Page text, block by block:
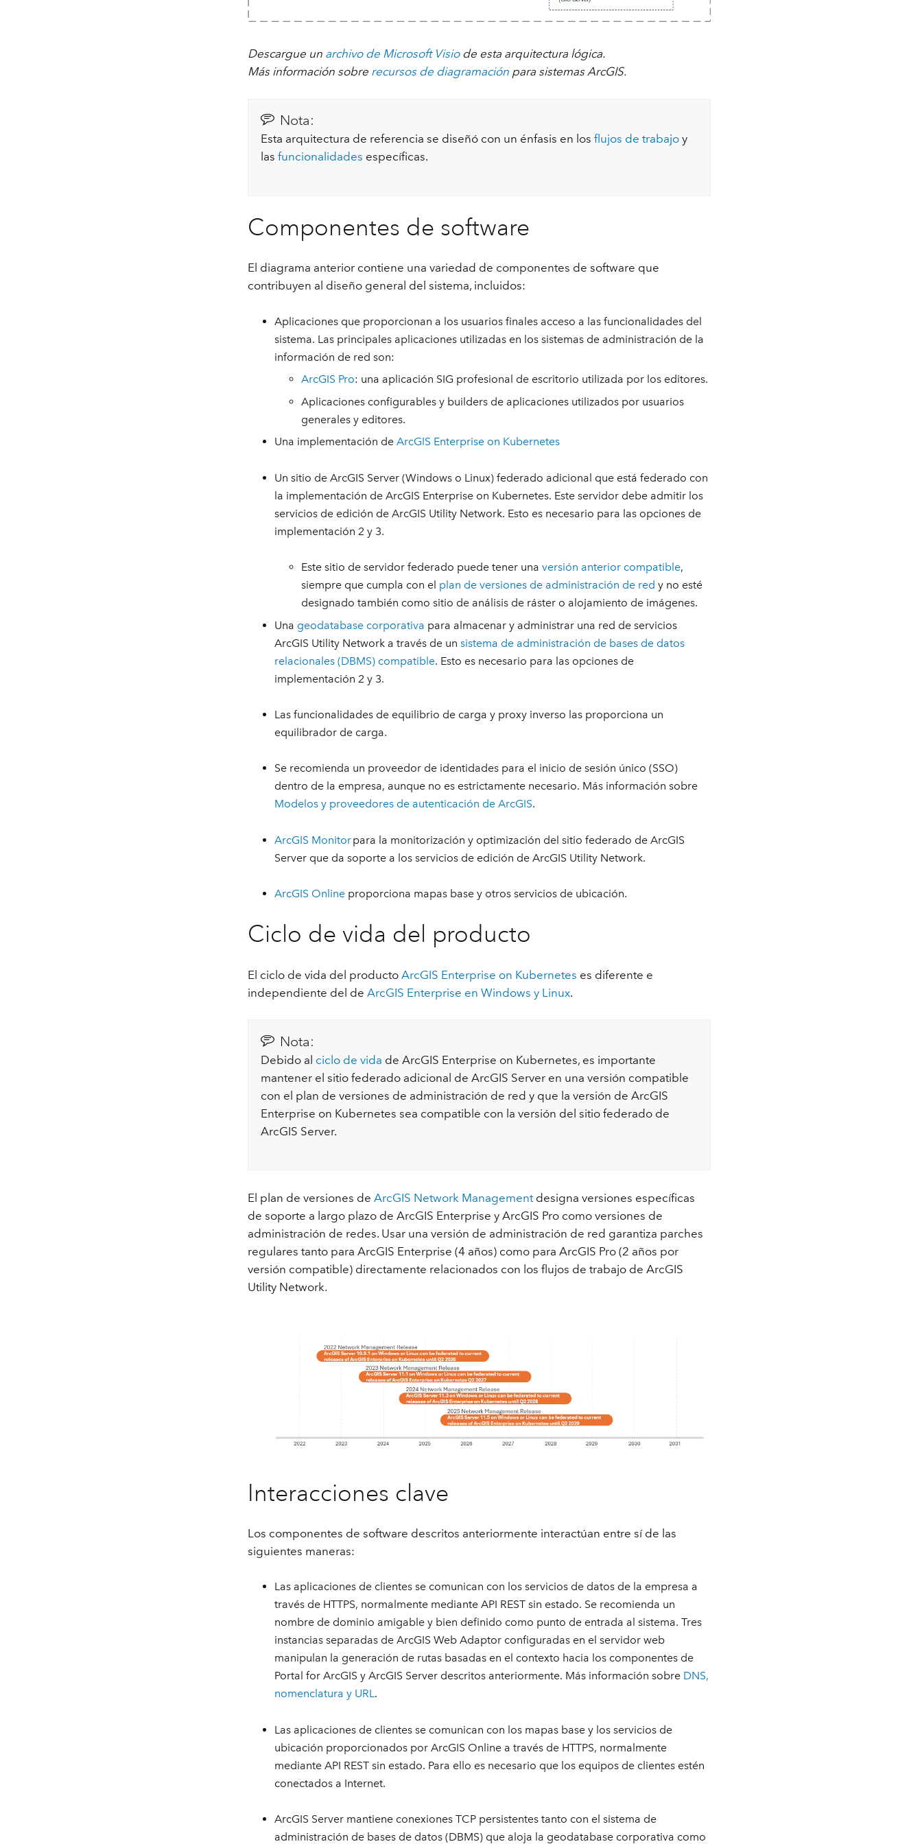
Descargue un archivo de Microsoft Visiode esta arquitectura lógica.
Más información sobre recursos de diagramación para sistemas ArcGIS.
Nota:
Esta arquitectura de referencia se diseñó con un énfasis en los flujos de trabajoy
las funcionalidades específicas.
Componentes de software
El diagrama anterior contiene una variedad de componentes de software que
contribuyen al diseño general del sistema, incluidos:
Aplicaciones que proporcionan a los usuarios finales acceso a las funcionalidades del
sistema. Las principales aplicaciones utilizadas en los sistemas de administración de la
información de red son:
ArcGIS Pro: una aplicación SIG profesional de escritorio utilizada por los editores.
Aplicaciones configurables y builders de aplicaciones utilizados por usuarios
generales y editores.
Una implementación de ArcGIS Enterprise on Kubernetes
Un sitio de ArcGIS Server (Windows o Linux) federado adicional que está federado con
la implementación de ArcGIS Enterprise on Kubernetes. Este servidor debe admitir los
servicios de edición de ArcGIS Utility Network. Esto es necesario para las opciones de
implementación 2 y 3.
Este sitio de servidor federado puede tener una versión anterior compatible,
siempre que cumpla con el plan de versiones de administración de red y no esté
designado también como sitio de análisis de ráster o alojamiento de imágenes.
Una geodatabase corporativa para almacenar y administrar una red de servicios
ArcGIS Utility Network a través de un sistema de administración de bases de datos
relacionales (DBMS) compatible. Esto es necesario para las opciones de
implementación 2 y 3.
Las funcionalidades de equilibrio de carga y proxy inverso las proporciona un
equilibrador de carga.
Se recomienda un proveedor de identidades para el inicio de sesión único (SSO)
dentro de la empresa, aunque no es estrictamente necesario. Más información sobre
Modelos y proveedores de autenticación de ArcGIS.
ArcGIS Monitorpara la monitorización y optimización del sitio federado de ArcGIS
Server que da soporte a los servicios de edición de ArcGIS Utility Network.
ArcGIS Onlineproporciona mapas base y otros servicios de ubicación.
Ciclo de vida del producto
El ciclo de vida del productoArcGIS Enterprise on Kubernetes es diferente e
independiente del deArcGIS Enterprise en Windows y Linux.
Nota:
Debido al ciclo de vida de ArcGIS Enterprise on Kubernetes, es importante
mantener el sitio federado adicional de ArcGIS Server en una versión compatible
con el plan de versiones de administración de red y que la versión de ArcGIS
Enterprise on Kubernetes sea compatible con la versión del sitio federado de
ArcGIS Server.
El plan de versiones deArcGIS Network Managementdesigna versiones específicas
de soporte a largo plazo de ArcGIS Enterprise y ArcGIS Pro como versiones de
administración de redes. Usar una versión de administración de red garantiza parches
regulares tanto para ArcGIS Enterprise (4 años) como para ArcGIS Pro (2 años por
versión compatible) directamente relacionados con los flujos de trabajo de ArcGIS
Utility Network.
Interacciones clave
Los componentes de software descritos anteriormente interactúan entre sí de las
siguientes maneras:
Las aplicaciones de clientes se comunican con los servicios de datos de la empresa a
través de HTTPS, normalmente mediante API REST sin estado. Se recomienda un
nombre de dominio amigable y bien definido como punto de entrada al sistema. Tres
instancias separadas de ArcGIS Web Adaptor configuradas en el servidor web
manipulan la generación de rutas basadas en el contexto hacia los componentes de
Portal for ArcGIS y ArcGIS Server descritos anteriormente. Más información sobre DNS,
nomenclatura y URL.
Las aplicaciones de clientes se comunican con los mapas base y los servicios de
ubicación proporcionados por ArcGIS Online a través de HTTPS, normalmente
mediante API REST sin estado. Para ello es necesario que los equipos de clientes estén
conectados a Internet.
ArcGIS Server mantiene conexiones TCP persistentes tanto con el sistema de
administración de bases de datos (DBMS) que aloja la geodatabase corporativa como